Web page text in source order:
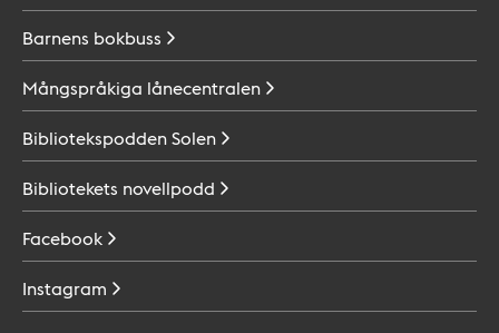
Barnens bokbuss
Mångspråkiga lånecentralen
BibliotekspoddenSolen
Bibliotekets novellpodd
Facebook
Instagram